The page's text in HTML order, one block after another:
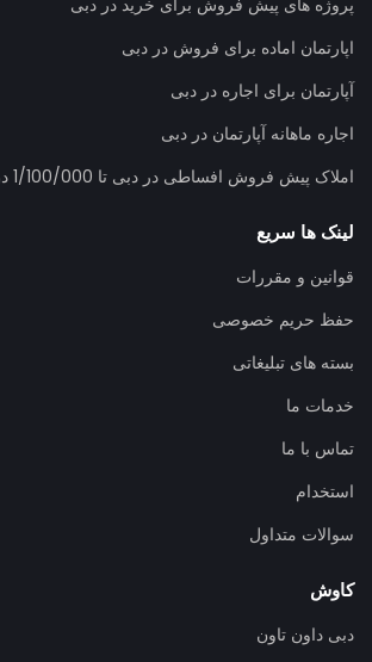
پروژه های پیش فروش برای خرید در دبی
اپارتمان اماده برای فروش در دبی
آپارتمان برای اجاره در دبی
اجاره ماهانه آپارتمان در دبی
املاک پیش فروش افساطی در دبی تا 1/100/000 درهم
لینک ها سریع
قوانین و مقررات
حفظ حریم خصوصی
بسته های تبلیغاتی
خدمات ما
تماس با ما
استخدام
سوالات متداول
کاوش
دبی داون تاون